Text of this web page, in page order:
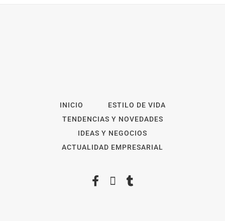
INICIO
ESTILO DE VIDA
TENDENCIAS Y NOVEDADES
IDEAS Y NEGOCIOS
ACTUALIDAD EMPRESARIAL